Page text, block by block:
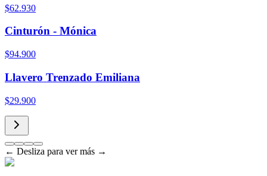
$62.930
Cinturón - Mónica
$94.900
Llavero Trenzado Emiliana
$29.900
← Desliza para ver más →